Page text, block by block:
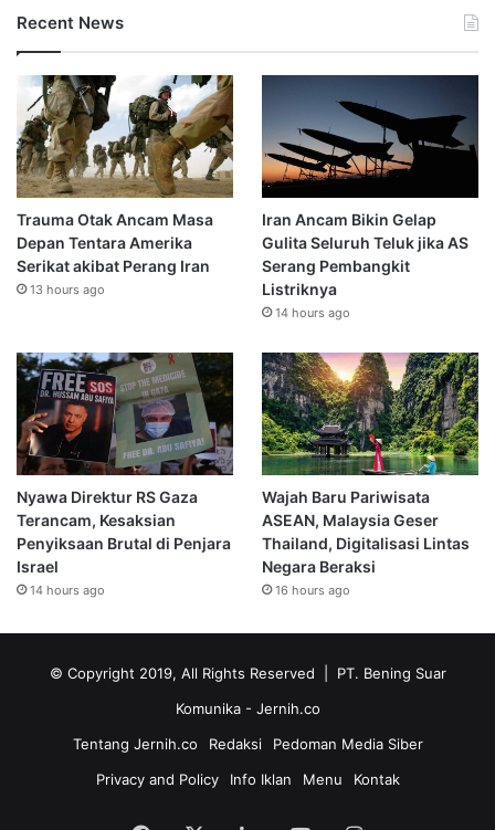
Recent News
Trauma Otak Ancam Masa
Depan Tentara Amerika
Serikat akibat Perang Iran
13 hours ago
Iran Ancam Bikin Gelap
Gulita Seluruh Teluk jika AS
Serang Pembangkit
Listriknya
14 hours ago
Nyawa Direktur RS Gaza
Terancam, Kesaksian
Penyiksaan Brutal di Penjara
Israel
14 hours ago
Wajah Baru Pariwisata
ASEAN, Malaysia Geser
Thailand, Digitalisasi Lintas
Negara Beraksi
16 hours ago
© Copyright 2019, All Rights Reserved | PT. Bening Suar
Komunika - Jernih.co
Tentang Jernih.co
Redaksi
Pedoman Media Siber
Privacy and Policy
Info Iklan Menu Kontak